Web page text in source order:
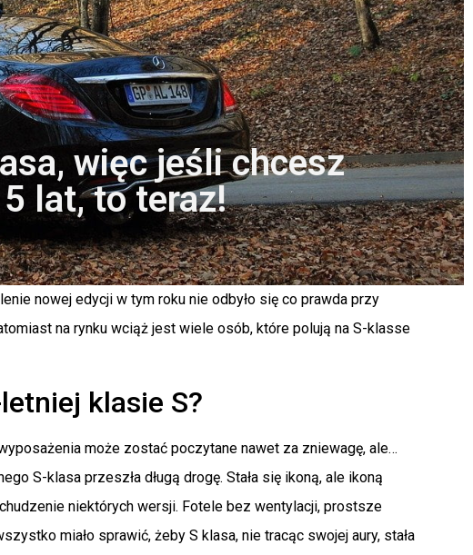
więc jeśli chcesz
lat, to teraz!
nowej edycji w tym roku nie odbyło się co prawda przy
na rynku wciąż jest wiele osób, które polują na S-klasse
klasie S?
może zostać poczytane nawet za zniewagę, ale…
S-klasa przeszła długą drogę. Stała się ikoną, ale ikoną
niektórych wersji. Fotele bez wentylacji, prostsze
miało sprawić, żeby S klasa, nie tracąc swojej aury, stała